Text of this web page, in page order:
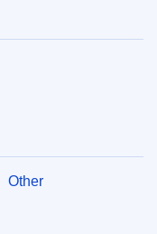
Other